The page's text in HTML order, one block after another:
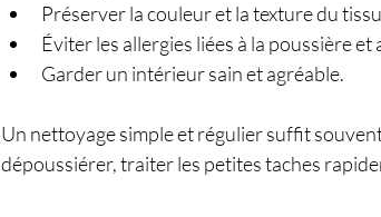
Préserver la couleur et la texture du
Éviter les allergies liées à la poussière et
Garder un intérieur sain et agréable.
Un nettoyage simple et régulier suffit
dépoussiérer, traiter les petites taches